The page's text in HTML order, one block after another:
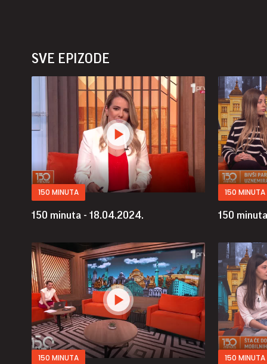
SVE EPIZODE
150 MINUTA
150 minuta - 18.04.2024.
150 MINUTA
150
150 MINUTA 150 MINUTA